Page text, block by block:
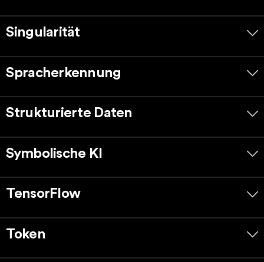
Singularität
Spracherkennung
Strukturierte Daten
Symbolische KI
TensorFlow
Token